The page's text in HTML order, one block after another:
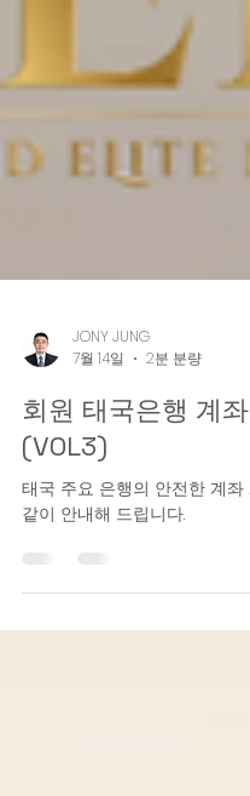
JONY JUNG
7월 14일
회원 태국은행 계
(VOL3)
같이 안내해 드립니다.